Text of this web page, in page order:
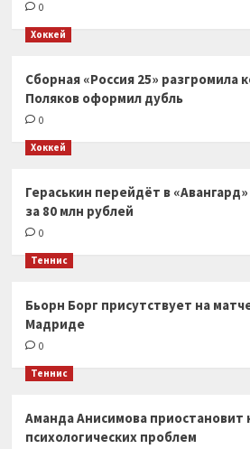
0
Хоккей
Сборная «Россия 25» разгромила
Поляков оформил дубль
0
Хоккей
Гераськин перейдёт в
за 80 млн рублей
0
Теннис
Бьорн Борг присутствует на
Мадриде
0
Теннис
Аманда Анисимова приостановит
психологических проблем